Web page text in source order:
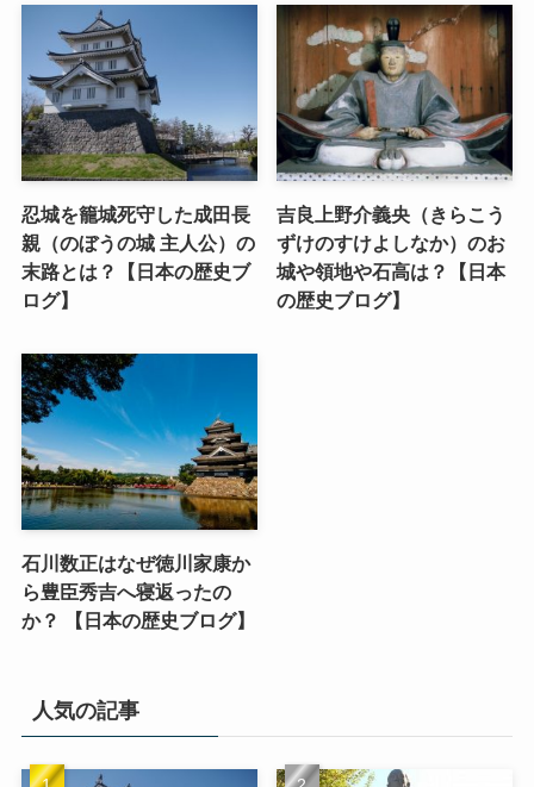
忍城を籠城死守した成田長
親（のぼうの城 主人公）の
末路とは？【日本の歴史ブ
ログ】
吉良上野介義央（きらこう
ずけのすけよしなか）のお
城や領地や石高は？【日本
の歴史ブログ】
石川数正はなぜ徳川家康か
ら豊臣秀吉へ寝返ったの
か？ 【日本の歴史ブログ】
人気の記事